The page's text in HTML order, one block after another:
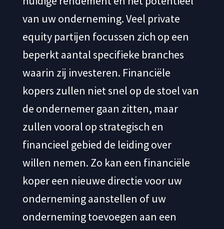
van uw onderneming. Veel private
equity partijen focussen zich op een
beperkt aantal specifieke branches
waarin zij investeren. Financiële
kopers zullen niet snel op de stoel van
de ondernemer gaan zitten, maar
zullen vooral op strategisch en
financieel gebied de leiding over
willen nemen. Zo kan een financiële
koper een nieuwe directie voor uw
onderneming aanstellen of uw
onderneming toevoegen aan een